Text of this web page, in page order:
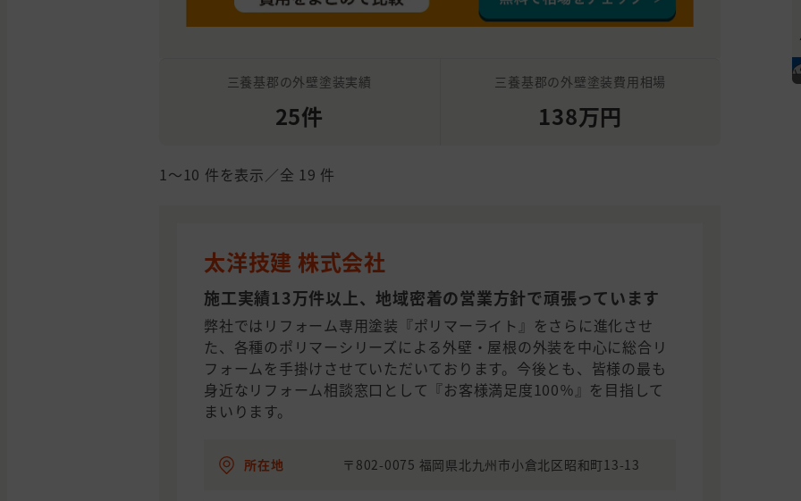
三養基郡の外壁塗装実績
25件
三養基郡の外壁塗装費用相場
138万円
1〜10 件を表示／全 19 件
太洋技建 株式会社
施工実績13万件以上、地域密着の営業方針で頑張っています
弊社ではリフォーム専用塗装『ポリマーライト』をさらに進化させ
た、各種のポリマーシリーズによる外壁・屋根の外装を中心に総合リ
フォームを手掛けさせていただいております。今後とも、皆様の最も
身近なリフォーム相談窓口として『お客様満足度100％』を目指して
まいります。
所在地 〒802-0075 福岡県北九州市小倉北区昭和町13-13